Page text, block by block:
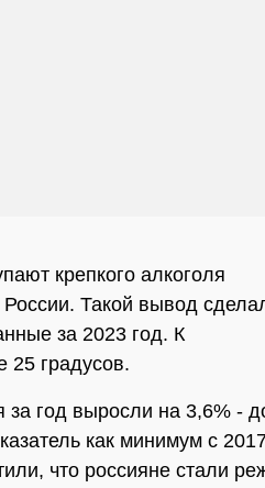
крепкого алкоголя
Такой вывод
за 2023 год. К
25 градусов.
за год выросли на 3,6% -
как минимум с
что россияне стали